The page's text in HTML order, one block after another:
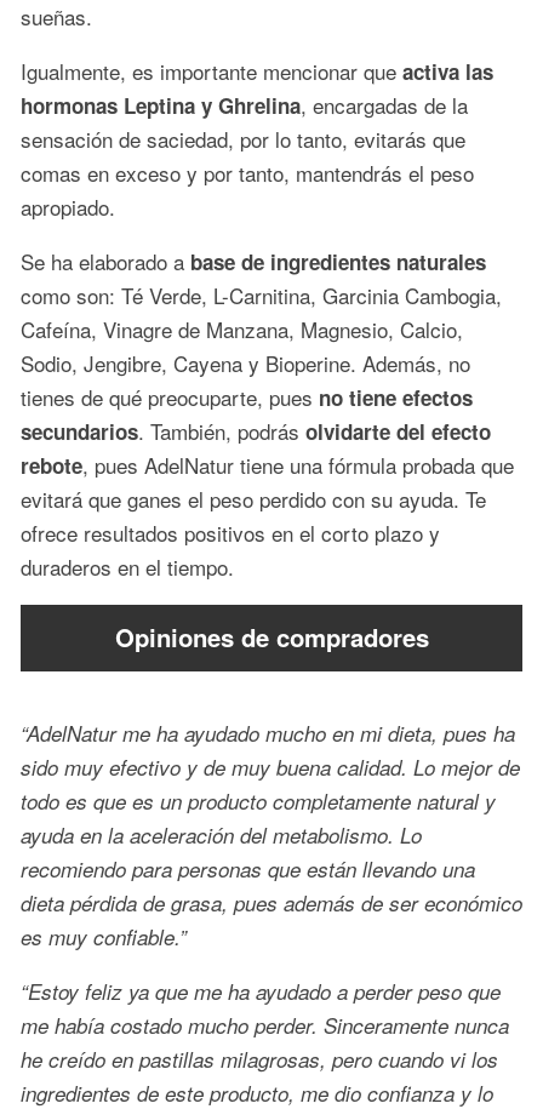
sueñas.
Igualmente, es importante mencionar que activa las
hormonas Leptina y Ghrelina, encargadas de la
sensación de saciedad, por lo tanto, evitarás que
comas en exceso y por tanto, mantendrás el peso
apropiado.
Se ha elaborado a base de ingredientes naturales
como son: Té Verde, L-Carnitina, Garcinia Cambogia,
Cafeína, Vinagre de Manzana, Magnesio, Calcio,
Sodio, Jengibre, Cayena y Bioperine. Además, no
tienes de qué preocuparte, pues no tiene efectos
secundarios. También, podrás olvidarte del efecto
rebote, pues AdelNatur tiene una fórmula probada que
evitará que ganes el peso perdido con su ayuda. Te
ofrece resultados positivos en el corto plazo y
duraderos en el tiempo.
Opiniones de compradores
“AdelNatur me ha ayudado mucho en mi dieta, pues ha
sido muy efectivo y de muy buena calidad. Lo mejor de
todo es que es un producto completamente natural y
ayuda en la aceleración del metabolismo. Lo
recomiendo para personas que están llevando una
dieta pérdida de grasa, pues además de ser económico
es muy confiable.”
“Estoy feliz ya que me ha ayudado a perder peso que
me había costado mucho perder. Sinceramente nunca
he creído en pastillas milagrosas, pero cuando vi los
ingredientes de este producto, me dio confianza y lo